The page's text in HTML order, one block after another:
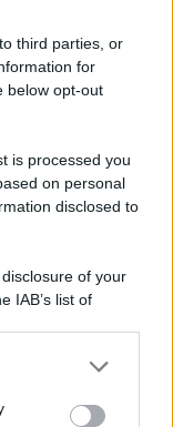
third parties, or
for
below opt-out
is processed you
on personal
disclosed to
of your
IAB’s list of
to third parties